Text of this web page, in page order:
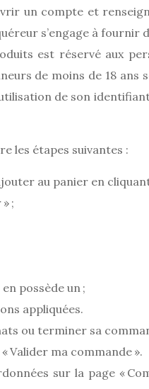
un compte et
s’engage à
est réservé aux
de moins de 18
de son
les étapes suivantes :
au panier en
;
possède un ;
appliquées.
ou terminer sa
Valider ma commande ».
sur la page «